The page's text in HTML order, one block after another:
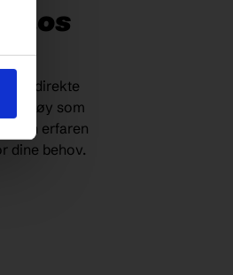
hos
direkte
som
en erfaren
dine behov.